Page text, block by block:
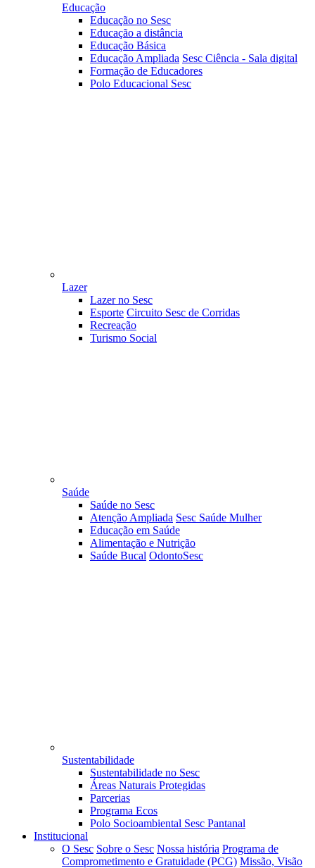
Educação
Educação no Sesc
Educação a distância
Educação Básica
Educação Ampliada Sesc Ciência - Sala digital
Formação de Educadores
Polo Educacional Sesc
Lazer
Lazer no Sesc
Esporte Circuito Sesc de Corridas
Recreação
Turismo Social
Saúde
Saúde no Sesc
Atenção Ampliada Sesc Saúde Mulher
Educação em Saúde
Alimentação e Nutrição
Saúde Bucal OdontoSesc
Sustentabilidade
Sustentabilidade no Sesc
Áreas Naturais Protegidas
Parcerias
Programa Ecos
Polo Socioambiental Sesc Pantanal
Institucional
O Sesc Sobre o Sesc Nossa história Programa de
Comprometimento e Gratuidade (PCG) Missão, Visão